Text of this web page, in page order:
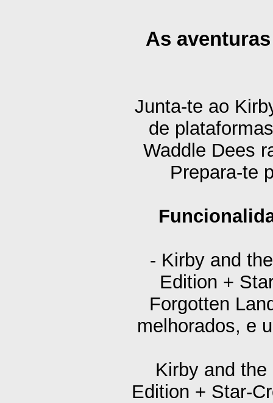
As
Junta-te ao
de
Waddle Dees
Prepara-te
- Kirby and
Edition +
Forgotten
melhorados, e
Kirby and
Edition + Star-